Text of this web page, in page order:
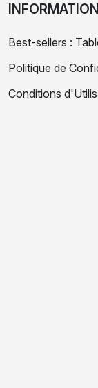
Best-sellers :
Politique de
Conditions